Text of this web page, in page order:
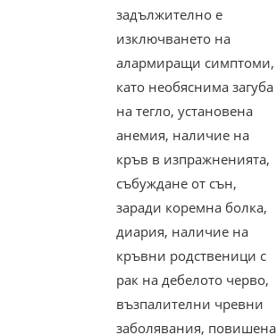
задължително е
изключването на
алармиращи симптоми,
като необяснима загуба
на тегло, установена
анемия, наличие на
кръв в изпражненията,
събуждане от сън,
заради коремна болка,
диария, наличие на
кръвни родственици с
рак на дебелото черво,
възпалителни чревни
заболявания, повишена